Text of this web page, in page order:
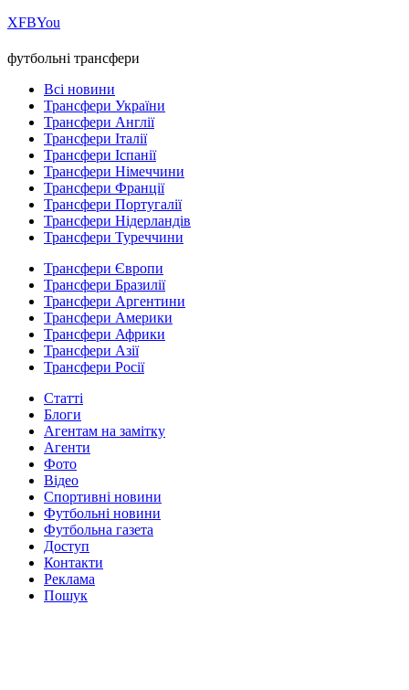
ХFBYou
футбольні трансфери
Всі новини
Трансфери України
Трансфери Англії
Трансфери Італії
Трансфери Іспанії
Трансфери Німеччини
Трансфери Франції
Трансфери Португалії
Трансфери Нідерландів
Трансфери Туреччини
Трансфери Європи
Трансфери Бразилії
Трансфери Аргентини
Трансфери Америки
Трансфери Африки
Трансфери Азії
Трансфери Росії
Статті
Блоги
Агентам на замітку
Агенти
Фото
Відео
Спортивні новини
Футбольні новини
Футбольна газета
Доступ
Контакти
Реклама
Пошук